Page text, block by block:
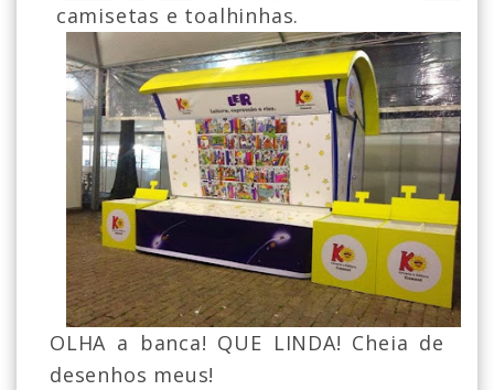
camisetas e toalhinhas.
OLHA a banca! QUE LINDA! Cheia de
desenhos meus!